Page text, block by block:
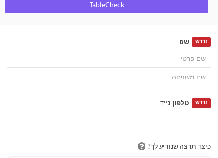
TableCheck
שם נדרש
טלפון נייד נדרש
כיצד תרצה שנודיע לך?